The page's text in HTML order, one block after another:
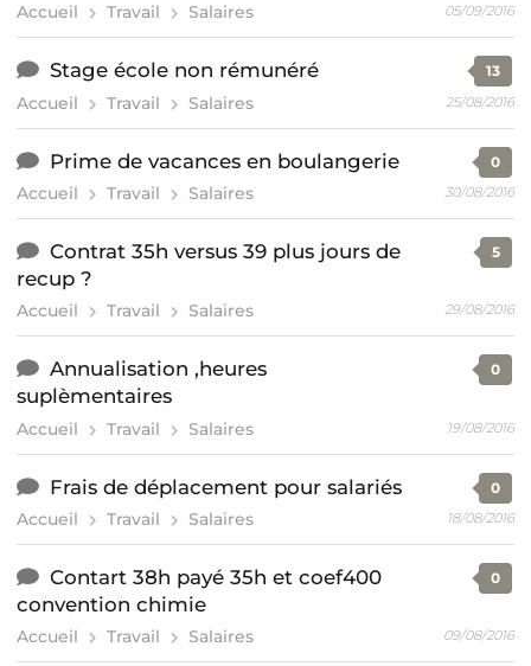
Accueil Travail Salaires 05/09/2016
Stage école non rémunéré
Accueil Travail Salaires
13
25/08/2016
Prime de vacances en boulangerie
Accueil Travail Salaires
0
30/08/2016
Contrat 35h versus 39 plus jours de
recup ?
Accueil Travail Salaires
5
29/08/2016
Annualisation ,heures
suplèmentaires
Accueil Travail Salaires
0
19/08/2016
Frais de déplacement pour salariés
Accueil Travail Salaires
0
18/08/2016
Contart 38h payé 35h et coef400
convention chimie
Accueil Travail Salaires
0
09/08/2016